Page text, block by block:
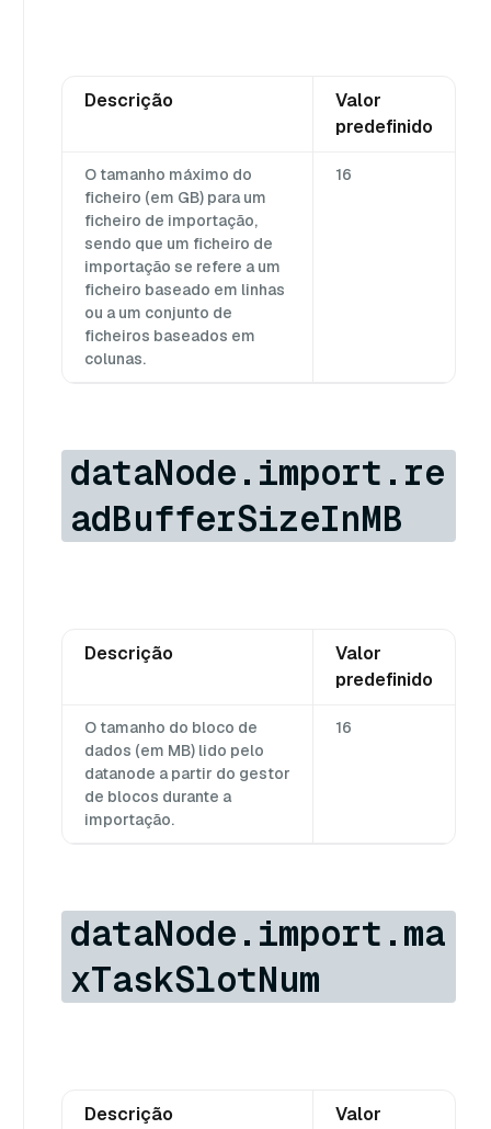
Descrição
Valor
predefinido
O tamanho máximo do
ficheiro (em GB) para um
ficheiro de importação,
sendo que um ficheiro de
importação se refere a um
ficheiro baseado em linhas
ou a um conjunto de
ficheiros baseados em
colunas.
16
dataNode.import.re
adBufferSizeInMB
Descrição
Valor
predefinido
O tamanho do bloco de
dados (em MB) lido pelo
datanode a partir do gestor
de blocos durante a
importação.
16
dataNode.import.ma
xTaskSlotNum
Descrição Valor